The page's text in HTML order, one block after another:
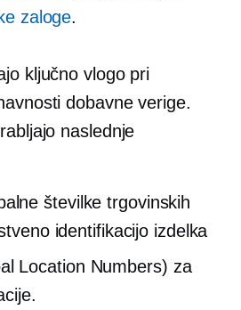
zaloge.
ključno vlogo pri
dobavne verige.
naslednje
številke trgovinskih
identifikacijo izdelka
Location Numbers) za